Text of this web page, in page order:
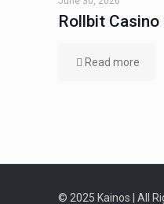
Rollbit Casino
Read more
© 2025 Kainos | All